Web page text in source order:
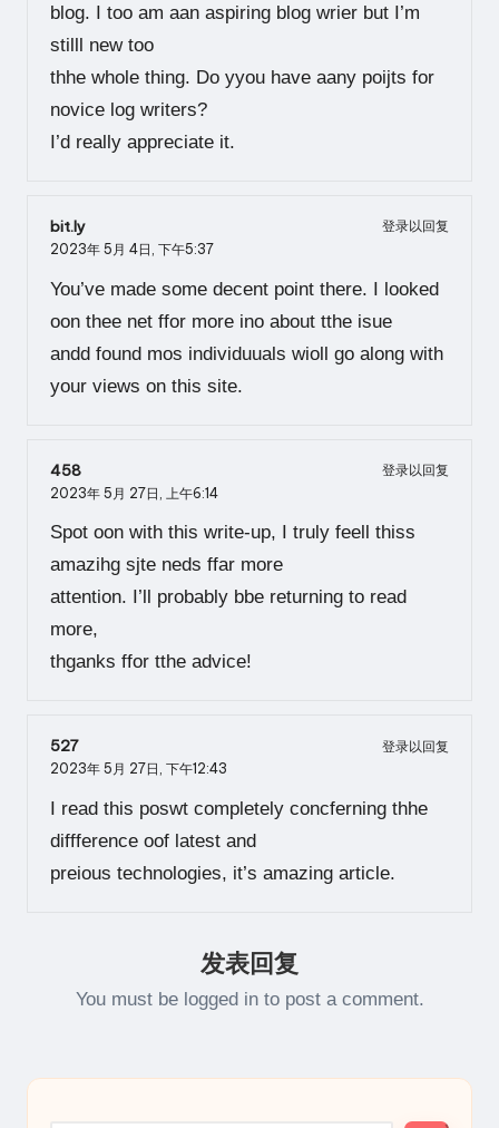
blog. I too am aan aspiring blog wrier but I’m
stilll new too
thhe whole thing. Do yyou have aany poijts for
novice log writers?
I’d really appreciate it.
bit.ly
登录以回复
2023年 5月 4日, 下午5:37
You’ve made some decent point there. I looked
oon thee net ffor more ino about tthe isue
andd found mos individuuals wioll go along with
your views on this site.
458
登录以回复
2023年 5月 27日,
上午6:14
Spot oon with this write-up, I truly feell thiss
amazihg sjte neds ffar more
attention. I’ll probably bbe returning to read
more,
thganks ffor tthe advice!
527
登录以回复
2023年 5月 27日, 下午12:43
I read this poswt completely concferning thhe
diffference oof latest and
preious technologies, it’s amazing article.
发表回复
You must be logged into post a comment.
搜索